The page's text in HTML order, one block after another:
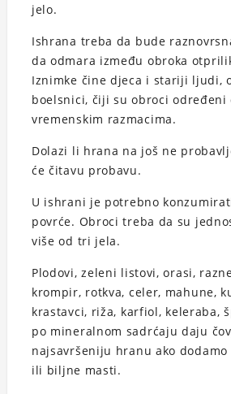
jelo.
Ishrana treba da bude
da odmara između obroka
Iznimke čine djeca i stariji ljudi,
boelsnici, čiji su obroci određeni
vremenskim razmacima.
Dolazi li hrana na još ne
će čitavu probavu.
U ishrani je potrebno
povrće. Obroci treba da su
više od tri jela.
Plodovi, zeleni listovi, orasi,
krompir, rotkva, celer, mahune,
krastavci, riža, karfiol, keleraba,
po mineralnom sadrćaju daju
najsavršeniju hranu ako
ili biljne masti.